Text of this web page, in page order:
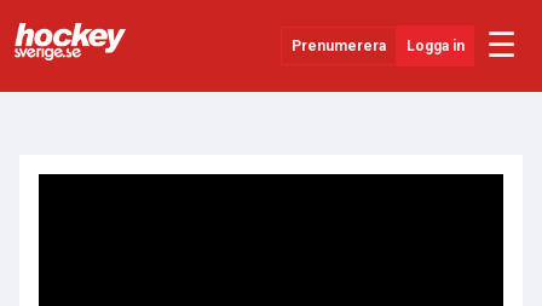
Prenumerera Logga in ☰